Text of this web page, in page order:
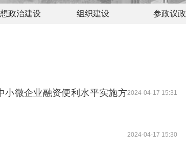
政治建设 组织建设 参政议政
2024-04-17 15:31
小微企业融资便利水平实施方
2024-04-17 15:30